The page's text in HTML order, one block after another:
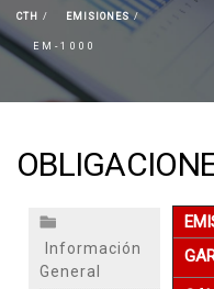
CTH EMISIONES
EM-1000